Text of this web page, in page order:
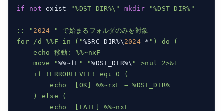
if not exist "%DST_DIR%\" mkdir "%DST_DIR%"
:: " 2024_
" で始まるフォルダのみを対象
for /d %%F in ("%SRC_DIR%\ 2024_ * ") do (
    echo 移動: %%~nxF
    move "
%%~fF " "%DST_DIR%\ " >nul 2>&1
    if !ERRORLEVEL! equ 0 (
        echo  [OK] %%~nxF → %DST_DIR%
    ) else (
        echo  [FAIL] %%~nxF